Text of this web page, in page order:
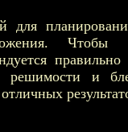
для
Чтобы
решимости и